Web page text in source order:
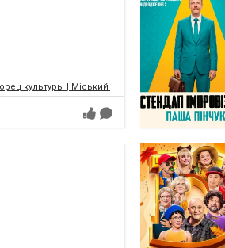
культуры | Міський палац культури | МПК